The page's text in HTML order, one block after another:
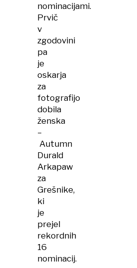
nominacijami.
Prvič
v
zgodovini
pa
je
oskarja
za
fotografijo
dobila
ženska
–
Autumn
Durald
Arkapaw
za
Grešnike,
ki
je
prejel
rekordnih
16
nominacij.